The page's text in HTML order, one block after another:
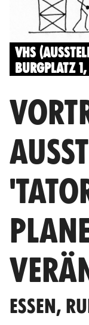
VHS
BURGPLATZ
ESSEN,